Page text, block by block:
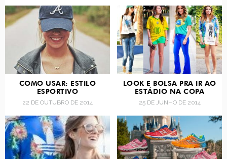
COMO USAR: ESTILO
ESPORTIVO
22 DE OUTUBRO DE 2014
LOOK E BOLSA PRA IR AO
ESTÁDIO NA COPA
25 DE JUNHO DE 2014